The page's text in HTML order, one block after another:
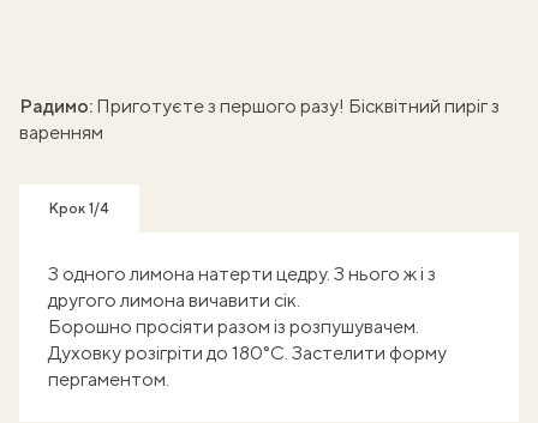
Радимо: Приготуєте з першого разу! Бісквітний пиріг з
варенням
Крок 1/4
З одного лимона натерти цедру. З нього ж і з
другого лимона вичавити сік.
Борошно просіяти разом із розпушувачем.
Духовку розігріти до 180°С. Застелити форму
пергаментом.